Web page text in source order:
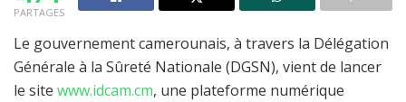
PARTAGES
Le gouvernement camerounais, à travers la Délégation
Générale à la Sûreté Nationale (DGSN), vient de lancer
le site www.idcam.cm, une plateforme numérique